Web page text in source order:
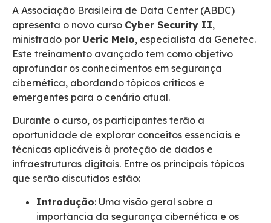
A Associação Brasileira de Data Center (ABDC)
apresenta o novo curso Cyber Security II,
ministrado por Ueric Melo, especialista da Genetec.
Este treinamento avançado tem como objetivo
aprofundar os conhecimentos em segurança
cibernética, abordando tópicos críticos e
emergentes para o cenário atual.
Durante o curso, os participantes terão a
oportunidade de explorar conceitos essenciais e
técnicas aplicáveis à proteção de dados e
infraestruturas digitais. Entre os principais tópicos
que serão discutidos estão:
Introdução: Uma visão geral sobre a
importância da segurança cibernética e os